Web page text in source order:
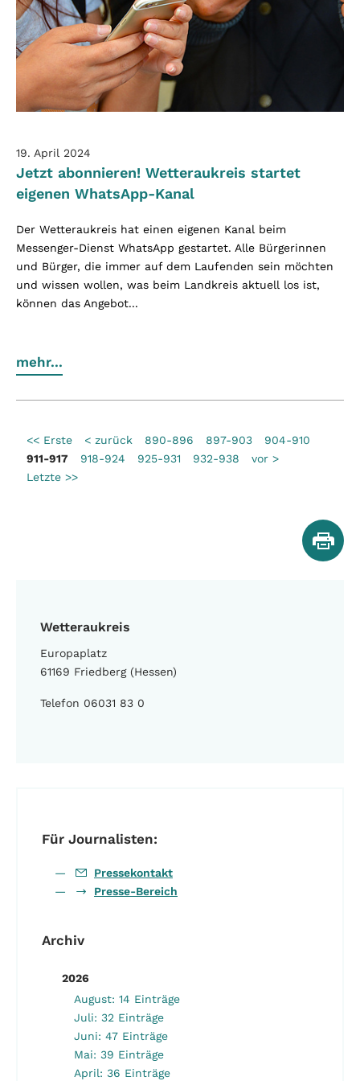
Wetteraukreis
Europaplatz
61169 Friedberg (Hessen)
Telefon 06031 83 0
Für Journalisten:
Pressekontakt
Presse-Bereich
Archiv
2026
August: 14 Einträge
Juli: 32 Einträge
Juni: 47 Einträge
Mai: 39 Einträge
April: 36 Einträge
19. April 2024
Jetzt abonnieren! Wetteraukreis startet
eigenen WhatsApp-Kanal
Der Wetteraukreis hat einen eigenen Kanal beim
Messenger-Dienst WhatsApp gestartet. Alle Bürgerinnen
und Bürger, die immer auf dem Laufenden sein möchten
und wissen wollen, was beim Landkreis aktuell los ist,
können das Angebot...
mehr...
<< Erste < zurück 890-896 897-903
904-910
911-917
918-924 925-931 932-938
vor >
Letzte >>